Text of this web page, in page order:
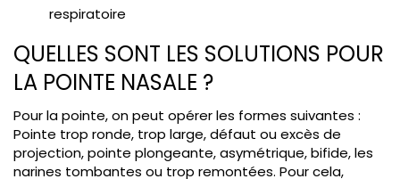
respiratoire
QUELLES SONT LES SOLUTIONS POUR
LA POINTE NASALE ?
Pour la pointe, on peut opérer les formes suivantes :
Pointe trop ronde, trop large, défaut ou excès de
projection, pointe plongeante, asymétrique, bifide, les
narines tombantes ou trop remontées. Pour cela,